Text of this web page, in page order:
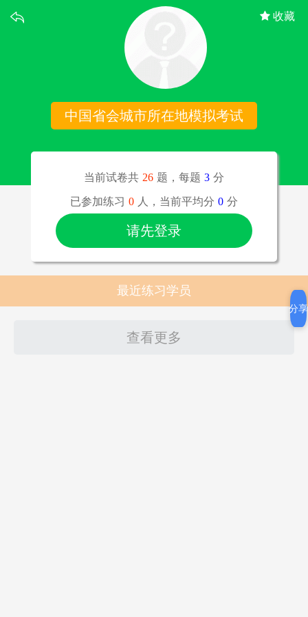
收藏
中国省会城市所在地模拟考试
当前试卷共 26 题，每题 3 分
已参加练习 0 人，当前平均分 0 分
请先登录
最近练习学员
查看更多
分享